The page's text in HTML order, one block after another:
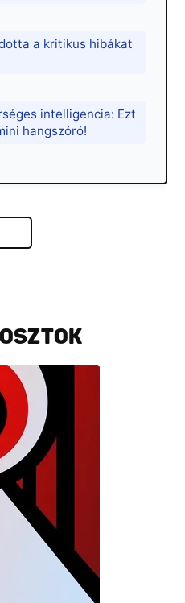
a kritikus hibákat
intelligencia: Ezt
hangszóró!